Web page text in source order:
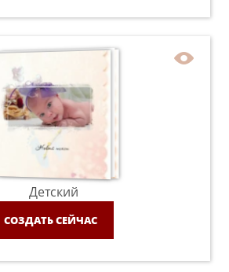
Детский
СОЗДАТЬ СЕЙЧАС